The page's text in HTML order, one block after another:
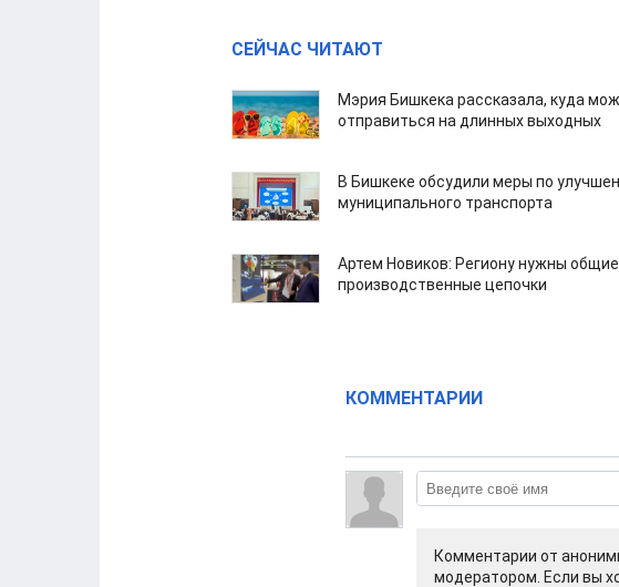
СЕЙЧАС ЧИТАЮТ
Мэрия Бишкека рассказала, куда
отправиться на длинных выходных
В Бишкеке обсудили меры по
муниципального транспорта
Артем Новиков: Региону нужны общие
производственные цепочки
КОММЕНТАРИИ
Комментарии от
модератором. Если вы